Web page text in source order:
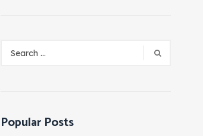
Popular Posts